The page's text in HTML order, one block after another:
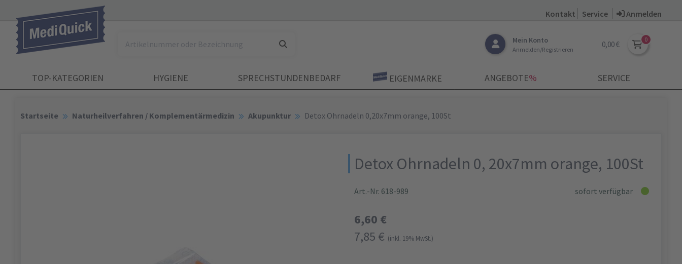
Kontakt Service Anmelden
Mein Konto
Anmelden/Registrieren
0,00 €
TOP-KATEGORIEN HYGIENE SPRECHSTUNDENBEDARF EIGENMARKE ANGEBOTE­% SERVICE
Startseite Naturheilverfahren / Komplementärmedizin Akupunktur Detox Ohrnadeln 0,20x7mm orange, 100St
Detox Ohrnadeln 0, 20x7mm orange, 100St
Art.-Nr. 618-989 sofort verfügbar
6,60 €
7,85 € (inkl. 19% MwSt.)